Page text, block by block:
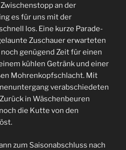
an der
es für uns mit der
los. Eine kurze Parade-
Zuschauer erwarteten
genügend Zeit für einen
kühlen Getränk und einer
Mohrenkopfschlacht. Mit
verabschiedeten
in Wäschenbeuren
die Kutte von den
zum Saisonabschluss nach